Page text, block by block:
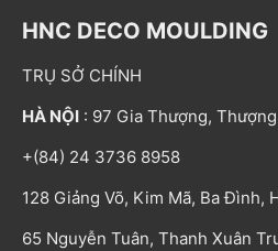
HNC DECO MOULDING
TRỤ SỞ CHÍNH
HÀ NỘI : 97 Gia Thượng,
+(84) 24 3736 8958
128 Giảng Võ, Kim Mã, Ba Đình,
65 Nguyễn Tuân, Thanh Xuân